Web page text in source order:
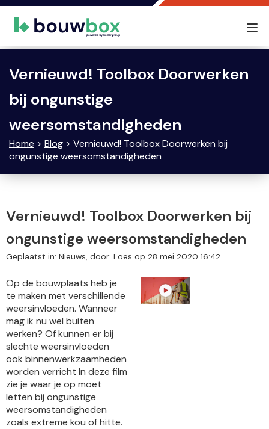
Vernieuwd! Toolbox Doorwerken
bij ongunstige
weersomstandigheden
Home > Blog > Vernieuwd! Toolbox Doorwerken bij
ongunstige weersomstandigheden
Vernieuwd! Toolbox Doorwerken bij
ongunstige weersomstandigheden
Geplaatst in: Nieuws, door: Loes op 28 mei 2020 16:42
Op de bouwplaats heb je
te maken met verschillende
weersinvloeden. Wanneer
mag ik nu wel buiten
werken? Of kunnen er bij
slechte weersinvloeden
ook binnenwerkzaamheden
worden verricht In deze film
zie je waar je op moet
letten bij ongunstige
weersomstandigheden
zoals extreme kou of hitte.